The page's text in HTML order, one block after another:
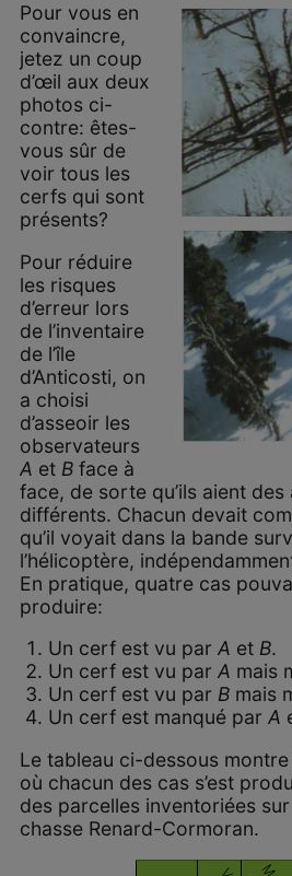
Pour vous en
convaincre,
jetez un coup
d’œil aux deux
photos ci-
contre: êtes-
vous sûr de
voir tous les
cerfs qui sont
présents?
Pour réduire
les risques
d’erreur lors
de l’inventaire
de l’île
d’Anticosti, on
a choisi
d’asseoir les
observateurs
A et Bface à
face, de sorte qu’ils aient des
différents. Chacun devait
qu’il voyait dans la bande
l’hélicoptère,
En pratique, quatre cas
produire:
Un cerf est vu par A et B.
Un cerf est vu par A mais
Un cerf est vu par Bmais
Un cerf est manqué par A
Le tableau ci-dessous
où chacun des cas s’est
des parcelles inventoriées
chasse Renard-Cormoran.